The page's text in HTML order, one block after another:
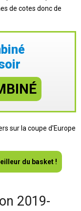
de cotes donc de
sur la coupe d'Europe
du basket !
2019-